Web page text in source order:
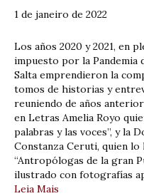
1 de janeiro de 2022
Los años 2020 y 2021, en
impuesto por la Pandemia
Salta emprendieron la
tomos de historias y
reuniendo de años
en Letras Amelia Royo
palabras y las voces”, y la
Constanza Ceruti, quien
“Antropólogas de la gran
ilustrado con fotografías
Leia Mais